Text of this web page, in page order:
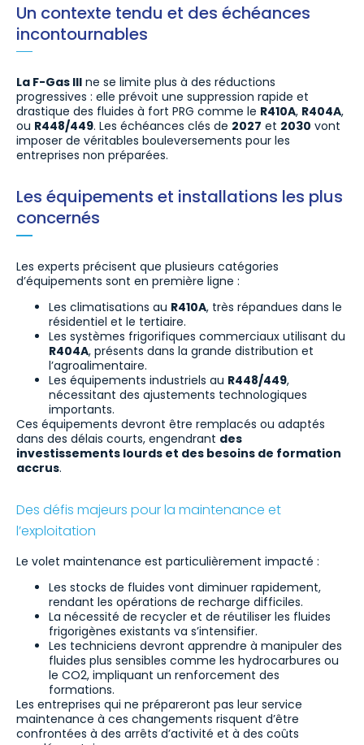
Un contexte tendu et des échéances
incontournables
La F-Gas III ne se limite plus à des réductions
progressives : elle prévoit une suppression rapide et
drastique des fluides à fort PRG comme le R410A, R404A,
ou R448/449. Les échéances clés de 2027 et 2030 vont
imposer de véritables bouleversements pour les
entreprises non préparées.
Les équipements et installations les plus
concernés
Les experts précisent que plusieurs catégories
d’équipements sont en première ligne :
Les climatisations au R410A, très répandues dans le
résidentiel et le tertiaire.
Les systèmes frigorifiques commerciaux utilisant du
R404A, présents dans la grande distribution et
l’agroalimentaire.
Les équipements industriels au R448/449,
nécessitant des ajustements technologiques
importants.
Ces équipements devront être remplacés ou adaptés
dans des délais courts, engendrant des
investissements lourds et des besoins de formation
accrus.
Des défis majeurs pour la maintenance et
l’exploitation
Le volet maintenance est particulièrement impacté :
Les stocks de fluides vont diminuer rapidement,
rendant les opérations de recharge difficiles.
La nécessité de recycler et de réutiliser les fluides
frigorigènes existants va s’intensifier.
Les techniciens devront apprendre à manipuler des
fluides plus sensibles comme les hydrocarbures ou
le CO2, impliquant un renforcement des
formations.
Les entreprises qui ne prépareront pas leur service
maintenance à ces changements risquent d’être
confrontées à des arrêts d’activité et à des coûts